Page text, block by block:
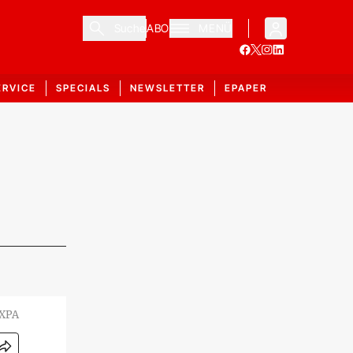
ABO
SPECIALS NEWSLETTER EPAPER